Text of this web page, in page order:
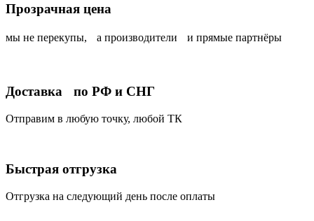
Прозрачная цена
мы не перекупы, а производители и прямые партнёры
Доставка по РФ и СНГ
Отправим в любую точку, любой ТК
Быстрая отгрузка
Отгрузка на следующий день после оплаты